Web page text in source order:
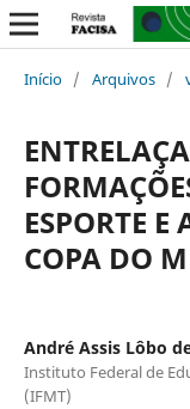
Início / Arquivos /
ESPORTE
COPA DO
André Assis Lôbo
Instituto Federal de
(IFMT)